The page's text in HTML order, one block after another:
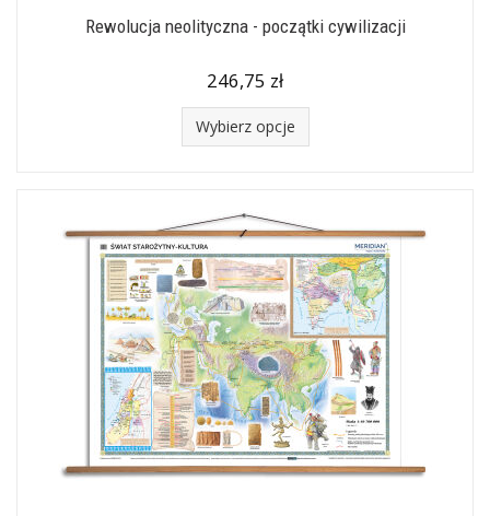
Rewolucja neolityczna - początki cywilizacji
246,75 zł
Wybierz opcje